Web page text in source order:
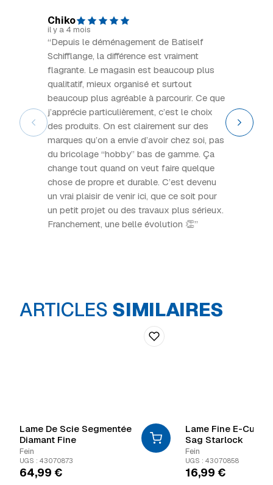
Chiko
il y a 4 mois
“Depuis le déménagement de Batiself
Schifflange, la différence est vraiment
flagrante. Le magasin est beaucoup plus
qualitatif, mieux organisé et surtout
beaucoup plus agréable à parcourir. Ce que
j’apprécie particulièrement, c’est le choix
des produits. On est clairement sur des
marques qu’on a envie d’avoir chez soi, pas
du bricolage “hobby” bas de gamme. Ça
change tout quand on veut faire quelque
chose de propre et durable. C’est devenu
un vrai plaisir de venir ici, que ce soit pour
un petit projet ou des travaux plus sérieux.
Franchement, une belle évolution 👏”
ARTICLES SIMILAIRES
Lame De Scie Segmentée
Diamant Fine
Fein
UGS : 43070873
64,99 €
Lame Fine E-Cut
Sag Starlock
Fein
UGS : 43070858
16,99 €